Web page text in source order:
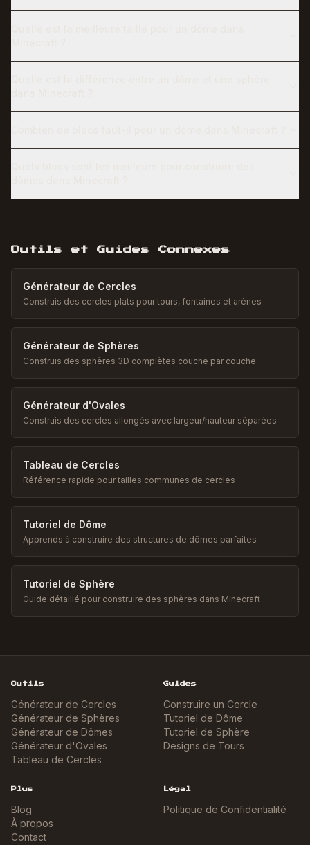
Outils et Guides Connexes
Générateur de Cercles
Construis des cercles plats pour tours, fontaines et arènes
Générateur de Sphères
Construis des sphères 3D complètes couche par couche
Générateur d'Ovales
Construis des cercles allongés avec largeur/hauteur séparées
Tableau de Cercles
Référence rapide pour tailles communes de cercles
Tutoriel de Dôme
Apprends à construire des structures de dômes parfaites
Tutoriel de Sphère
Guide détaillé pour construire des sphères dans Minecraft
Outils
Générateur de Cercles
Générateur de Sphères
Générateur de Dômes
Générateur d'Ovales
Tableau de Cercles
Guides
Construire un Cercle
Tutoriel de Dôme
Tutoriel de Sphère
Designs de Tours
Plus
Blog
À propos
Contact
Légal
Politique de Confidentialité